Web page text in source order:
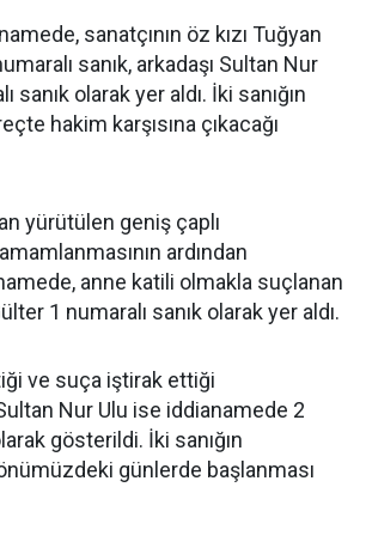
sanatçının öz kızı Tuğyan
sanık, arkadaşı Sultan Nur
sanık olarak yer aldı. İki sanığın
hakim karşısına çıkacağı
yürütülen geniş çaplı
ardından
anne katili olmakla suçlanan
1 numaralı sanık olarak yer aldı.
ve suça iştirak ettiği
Nur Ulu ise iddianamede 2
gösterildi. İki sanığın
günlerde başlanması